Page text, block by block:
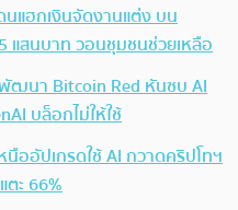
นแฮกเงินจัดงานแต่ง บน
แสนบาท วอนชุมชนช่วยเหลือ
ฒนา Bitcoin Red หันซบ AI
บล็อกไม่ให้ใช้
นืออัปเกรดใช้ AI กวาดคริปโทฯ
ตะ 66%